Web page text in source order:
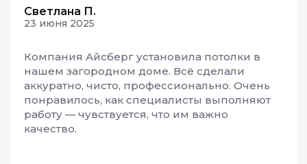
Светлана П.
23 июня 2025
Компания Айсберг установила потолки в
нашем загородном доме. Всё сделали
аккуратно, чисто, профессионально. Очень
понравилось, как специалисты выполняют
работу — чувствуется, что им важно
качество.